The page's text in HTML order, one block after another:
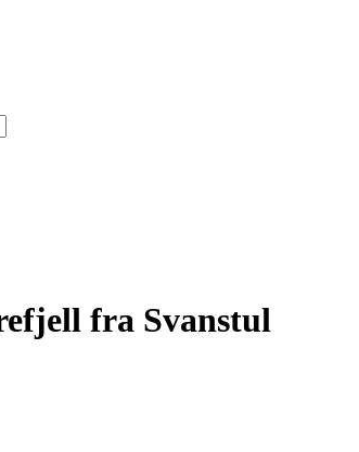
fra Svanstul